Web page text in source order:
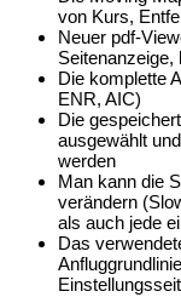
von Kurs,
Neuer pdf-
Die komplette
ENR, AIC)
Die
ausgewählt
werden
Man kann die
verändern
als auch jede
Das